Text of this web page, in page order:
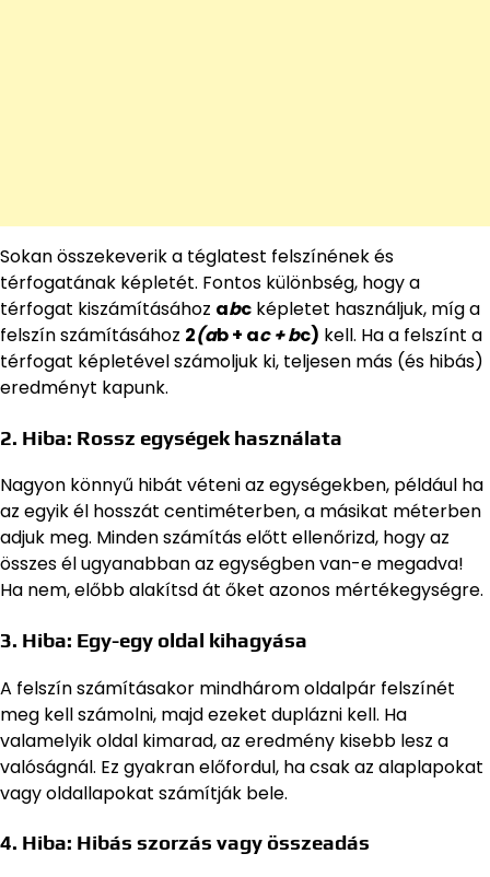
Sokan összekeverik a téglatest felszínének és
térfogatának képletét. Fontos különbség, hogy a
térfogat kiszámításához abc képletet használjuk, míg a
felszín számításához 2(ab + ac + bc) kell. Ha a felszínt a
térfogat képletével számoljuk ki, teljesen más (és hibás)
eredményt kapunk.
2. Hiba: Rossz egységek használata
Nagyon könnyű hibát véteni az egységekben, például ha
az egyik él hosszát centiméterben, a másikat méterben
adjuk meg. Minden számítás előtt ellenőrizd, hogy az
összes él ugyanabban az egységben van-e megadva!
Ha nem, előbb alakítsd át őket azonos mértékegységre.
3. Hiba: Egy-egy oldal kihagyása
A felszín számításakor mindhárom oldalpár felszínét
meg kell számolni, majd ezeket duplázni kell. Ha
valamelyik oldal kimarad, az eredmény kisebb lesz a
valóságnál. Ez gyakran előfordul, ha csak az alaplapokat
vagy oldallapokat számítják bele.
4. Hiba: Hibás szorzás vagy összeadás